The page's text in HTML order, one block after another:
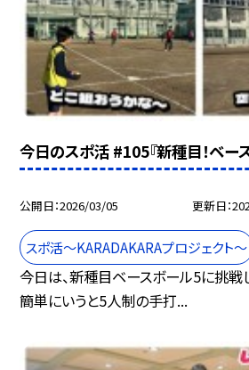
今日のスポ活 #105『新種目！ベー
公開日 2026/03/05 更新日
スポ活～KARADAKARAプロジェクト～
今日は、新種目ベースボール5に挑戦
簡単にいうと5人制の手打...